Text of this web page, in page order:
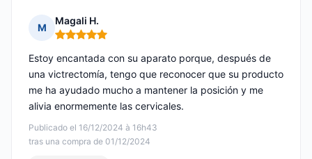
M
Magali H.
Nota: 5 de 5
Publicado el 16/12/2024 à 16h43
tras una compra de 01/12/2024
Estoy encantada con su aparato porque, después de
una victrectomía, tengo que reconocer que su producto
me ha ayudado mucho a mantener la posición y me
alivia enormemente las cervicales.